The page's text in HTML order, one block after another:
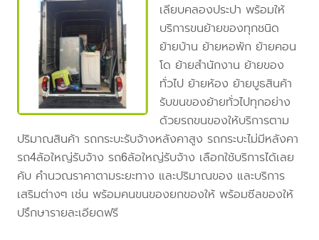
เลียบคลองประปา พร้อมให้
บริการขนย้ายของทุกชนิด
ย้ายบ้าน ย้ายหอพัก ย้ายคอน
โด ย้ายสำนักงาน ย้ายของ
ทั่วไป ย้ายห้อง ย้ายบูธสินค้า
รับขนของย้ายทั่วไปทุกอย่าง
ด้วยรถขนของให้บริการตาม
ปริมาณสินค้า รถกระบะรับจ้างหลังคาสูง รถกระบะไม่มีหลังคา
รถ4ล้อใหญ่รับจ้าง รถ6ล้อใหญ่รับจ้าง เลือกใช้บริการได้เลย
คับ คำนวณราคาตามระยะทาง และปริมาณของ และบริการ
เสริมต่างๆ เช่น พร้อมคนขนของยกของให้ พร้อมซีลของให้
ปรึกษารายละเอียดฟรี